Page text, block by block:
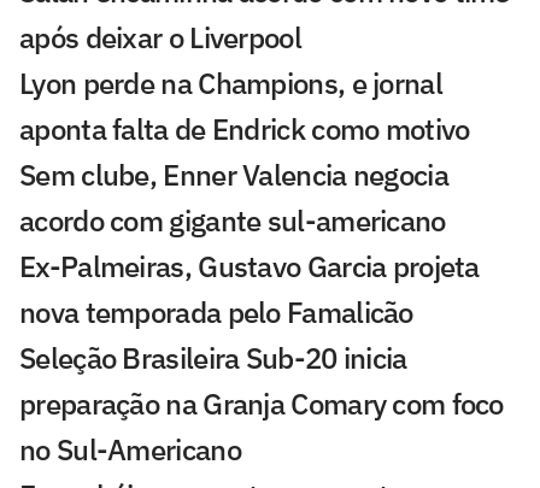
após deixar o Liverpool
Lyon perde na Champions, e jornal
aponta falta de Endrick como motivo
Sem clube, Enner Valencia negocia
acordo com gigante sul-americano
Ex-Palmeiras, Gustavo Garcia projeta
nova temporada pelo Famalicão
Seleção Brasileira Sub-20 inicia
preparação na Granja Comary com foco
no Sul-Americano